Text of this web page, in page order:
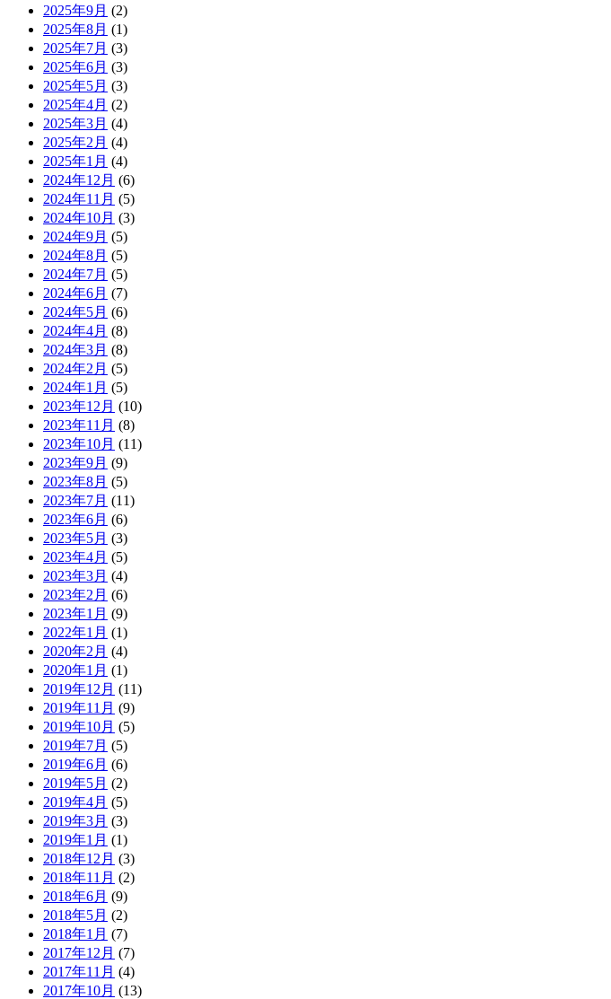
2025年9月 (2)
2025年8月 (1)
2025年7月 (3)
2025年6月 (3)
2025年5月 (3)
2025年4月 (2)
2025年3月 (4)
2025年2月 (4)
2025年1月 (4)
2024年12月 (6)
2024年11月 (5)
2024年10月 (3)
2024年9月 (5)
2024年8月 (5)
2024年7月 (5)
2024年6月 (7)
2024年5月 (6)
2024年4月 (8)
2024年3月 (8)
2024年2月 (5)
2024年1月 (5)
2023年12月 (10)
2023年11月 (8)
2023年10月 (11)
2023年9月 (9)
2023年8月 (5)
2023年7月 (11)
2023年6月 (6)
2023年5月 (3)
2023年4月 (5)
2023年3月 (4)
2023年2月 (6)
2023年1月 (9)
2022年1月 (1)
2020年2月 (4)
2020年1月 (1)
2019年12月 (11)
2019年11月 (9)
2019年10月 (5)
2019年7月 (5)
2019年6月 (6)
2019年5月 (2)
2019年4月 (5)
2019年3月 (3)
2019年1月 (1)
2018年12月 (3)
2018年11月 (2)
2018年6月 (9)
2018年5月 (2)
2018年1月 (7)
2017年12月 (7)
2017年11月 (4)
2017年10月 (13)